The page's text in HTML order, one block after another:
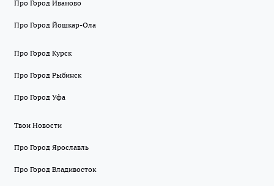
Про Город Иваново
Про Город Йошкар-Ола
Про Город Курск
Про Город Рыбинск
Про Город Уфа
Твои Новости
Про Город Ярославль
Про Город Владивосток